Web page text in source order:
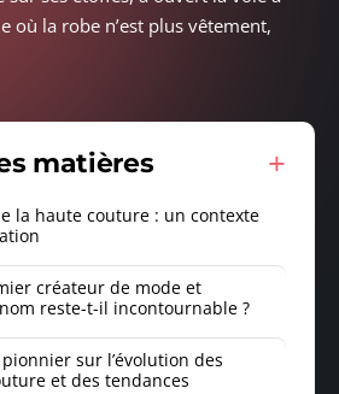
où la robe n’est plus vêtement,
matières
la haute couture : un contexte
créateur de mode et
reste-t-il incontournable ?
pionnier sur l’évolution des
et des tendances